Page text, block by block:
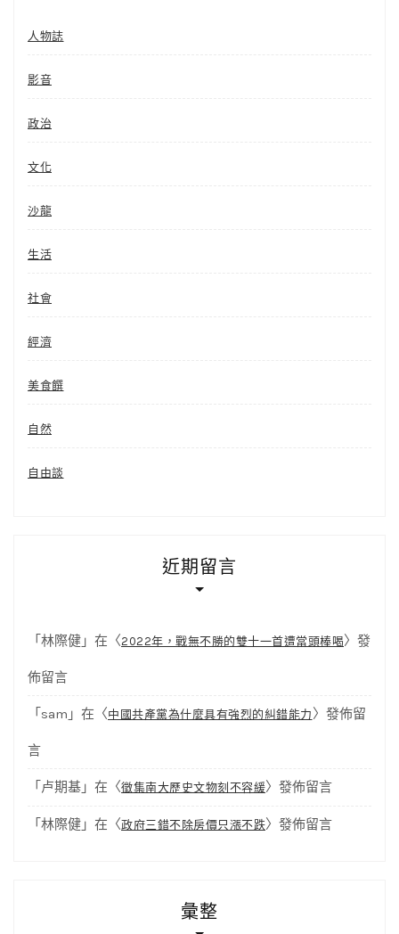
人物誌
影音
政治
文化
沙龍
生活
社會
經濟
美食饌
自然
自由談
近期留言
「 林際健 」在〈2022年，戰無不勝的雙十一首遭當頭棒喝〉發
佈留言
「 sam 」在〈中國共產黨為什麼具有強烈的糾錯能力 〉發佈留
言
「 卢期基 」在〈徵集南大歷史文物刻不容緩〉發佈留言
「 林際健 」在〈政府三錯不除房價只漲不跌〉發佈留言
彙整